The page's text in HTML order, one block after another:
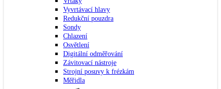
Vyvrtávací hlavy
Redukční pouzdra
Sondy
Chlazení
Osvětlení
Digitální odměřování
Závitovací nástroje
Strojní posuvy k frézkám
Měřidla